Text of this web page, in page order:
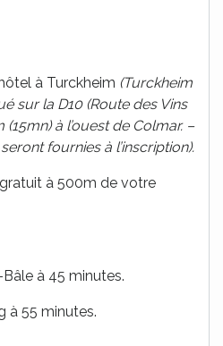
à Turckheim (Turckheim
sur la D10 (Route des Vins
(15mn) à l’ouest de Colmar. –
fournies à l’inscription).
à 500m de votre
à 45 minutes.
à 55 minutes.